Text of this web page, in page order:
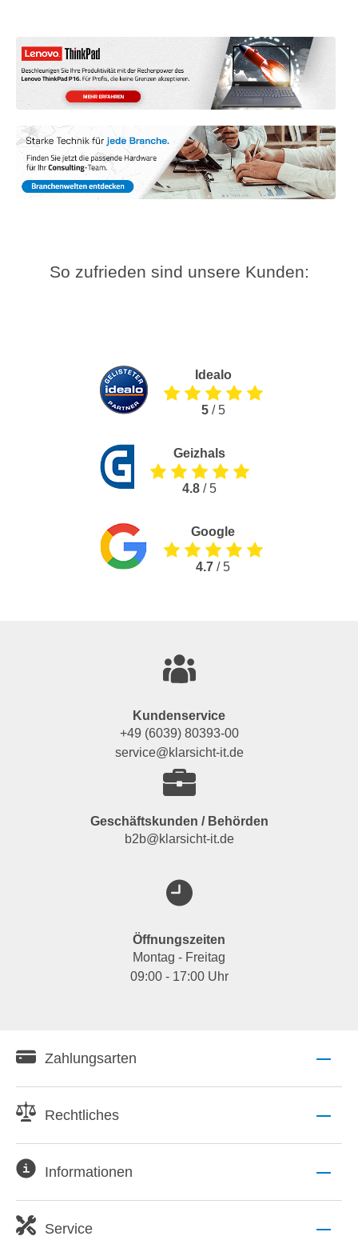
So zufrieden sind unsere Kunden:
Idealo
5/ 5
Geizhals
4.8 / 5
Google
4.7 / 5
Kundenservice
+49 (6039) 80393-00
service@klarsicht-it.de
Geschäftskunden / Behörden
b2b@klarsicht-it.de
Öffnungszeiten
Montag - Freitag
09:00 - 17:00 Uhr
Zahlungsarten
Rechtliches
Informationen
Service